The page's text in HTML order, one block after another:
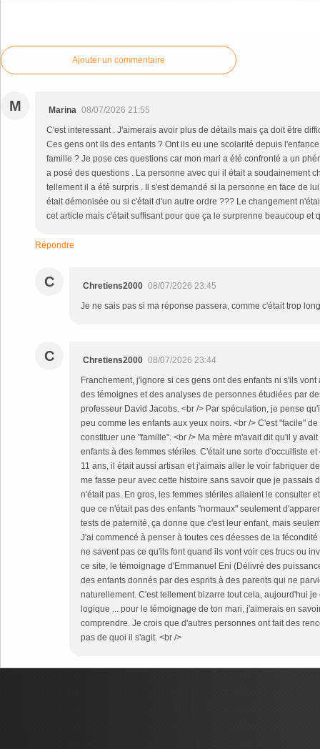
Ajouter un commentaire
M Marina 08/07/2026 21:55
C'est interessant . J'aimerais avoir plus de détails mais ça doit être
Ces gens ont ils des enfants ? Ont ils eu une scolarité depuis
famille ? Je pose ces questions car mon mari a été confronté a un
a posé des questions . La personne avec qui il était a soudainement
tellement il a été surpris . Il s'est demandé si la personne en face de
était démonisée ou si c'était d'un autre ordre ??? Le changement
cet article mais c'était suffisant pour que ça le surprenne beaucoup et
Répondre
C Chretiens2000 08/07/2026 23:45
Je ne sais pas si ma réponse passera, comme c'était trop
C Chretiens2000 08/07/2026 23:44
Franchement, j'ignore si ces gens ont des enfants ni s'ils
des témoignes et des analyses de personnes étudiées par
professeur David Jacobs. <br /> Par spéculation, je pense
peu comme les enfants aux yeux noirs. <br /> C'est "facile"
constituer une "famille". <br /> Ma mère m'avait dit qu'il y
enfants à des femmes stériles. C'était une sorte d'occultiste
11 ans, il était aussi artisan et j'aimais aller le voir fabriquer
me fasse peur avec cette histoire sans savoir que je passais
n'était pas. En gros, les femmes stériles allaient le consulter
que ce n'était pas des enfants "normaux" seulement
tests de paternité, ça donne que c'est leur enfant, mais
J'ai commencé à penser à toutes ces déesses de la
ne savent pas ce qu'ils font quand ils vont voir ces trucs ou
ce site, le témoignage d'Emmanuel Eni (Délivré des
des enfants donnés par des esprits à des parents qui ne
naturellement. C'est tellement bizarre tout cela, aujourd'hui
logique ... pour le témoignage de ton mari, j'aimerais en
comprendre. Je crois que d'autres personnes ont fait des
pas de quoi il s'agit. <br />